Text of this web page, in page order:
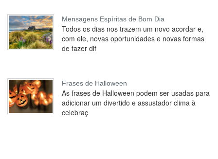
Mensagens Espíritas de Bom Dia
Todos os dias nos trazem um novo acordar e,
com ele, novas oportunidades e novas formas
de fazer dif
Frases de Halloween
As frases de Halloween podem ser usadas para
adicionar um divertido e assustador clima à
celebraç